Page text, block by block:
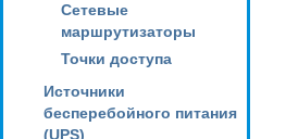
Сетевые
маршрутизаторы
Точки доступа
Источники
бесперебойного питания
(UPS)